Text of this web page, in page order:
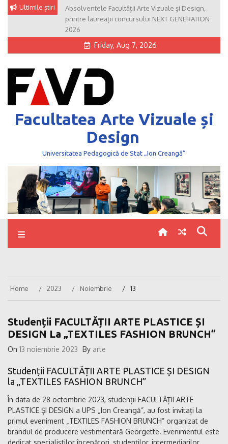
Skip
Ultimile știri
Absolventele Facultății Arte Vizuale și Design,
printre laureații concursului NEXT GENERATION
2026
Friday, Aug 7, 2026
Facultatea Arte Vizuale și
Design
Universitatea Pedagogică de Stat „Ion Creangă”
Home 2023 Noiembrie 13
Studenții FACULTĂȚII ARTE PLASTICE ȘI
DESIGN La „TEXTILES FASHION BRUNCH”
On 13 noiembrie 2023 By arte
Studenții FACULTĂȚII ARTE PLASTICE ȘI DESIGN
la „TEXTILES FASHION BRUNCH”
În data de 28 octombrie 2023, studenții FACULTĂȚII ARTE
PLASTICE ȘI DESIGN a UPS „Ion Creangă”, au fost invitați la
primul eveniment „TEXTILES FASHION BRUNCH” organizat de
brandul de producere vestimentară Georgette. Evenimentul este